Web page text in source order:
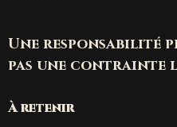
Une responsabilité
pas une contrainte
À retenir